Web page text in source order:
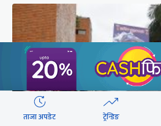
ताजा अपडेट ट्रेन्डिङ